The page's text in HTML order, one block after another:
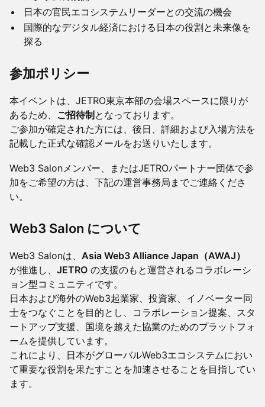
日本の官民エコシステムリーダーとの交流の機会
国際的なデジタル経済における日本の役割と未来像を
探る
参加ポリシー
本イベントは、JETRO東京本部の会場スペースに限りが
あるため、 ご招待制 となっております。
ご参加が確定された方には、後日、詳細および入場方法を
記載した正式な確認メールをお送りいたします。
Web3 Salonメンバー、またはJETROパートナー団体で参
加をご希望の方は、下記の運営事務局までご連絡くださ
い。
Web3 Salon について
Web3 Salonは、 Asia Web3 Alliance Japan（AWAJ）
が推進し、 JETRO の支援のもと運営されるコラボレーシ
ョン型コミュニティです。
日本および海外のWeb3起業家、投資家、イノベーター同
士をつなぐことを目的とし、コラボレーション提案、スタ
ートアップ支援、国境を越えた協業のためのプラットフォ
ームを提供しています。
これにより、日本がグローバルWeb3エコシステムにおい
て重要な役割を果たすことを加速させることを目指してい
ます。